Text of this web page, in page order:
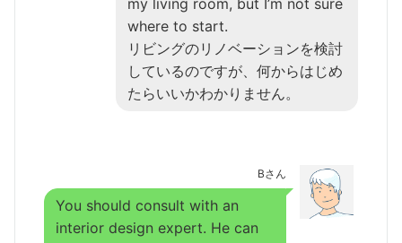
where to start.
リビングのリノベーションを検討
しているのですが、何からはじめ
たらいいかわかりません。
Bさん
You should consult with an
interior design expert. He can